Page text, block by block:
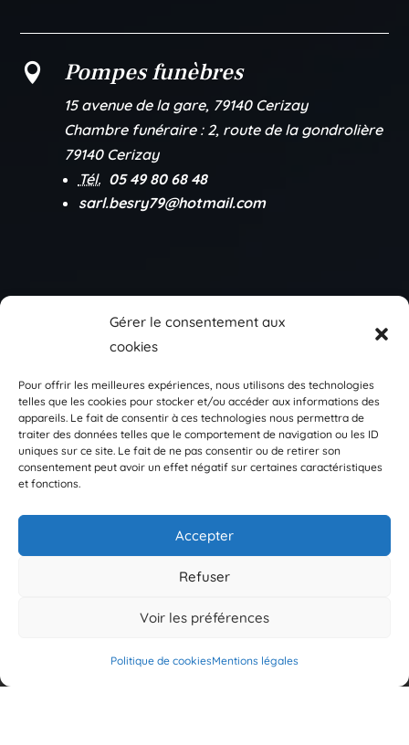
Gérer le consentement aux
cookies
Pour offrir les meilleures expériences, nous utilisons des technologies
telles que les cookies pour stocker et/ou accéder aux informations des
appareils. Le fait de consentir à ces technologies nous permettra de
traiter des données telles que le comportement de navigation ou les ID
uniques sur ce site. Le fait de ne pas consentir ou de retirer son
consentement peut avoir un effet négatif sur certaines caractéristiques
et fonctions.
Accepter
Refuser
Voir les préférences
Politique de cookiesMentions légales
 Pompes funèbres
15 avenue de la gare, 79140 Cerizay
Chambre funéraire : 2, route de la gondrolière
79140 Cerizay
Tél. 05 49 80 68 48
sarl.besry79@hotmail.com
NAVIGATION
RÉALISATION